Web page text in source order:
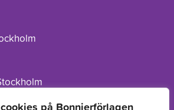
på Bonnierförlagen